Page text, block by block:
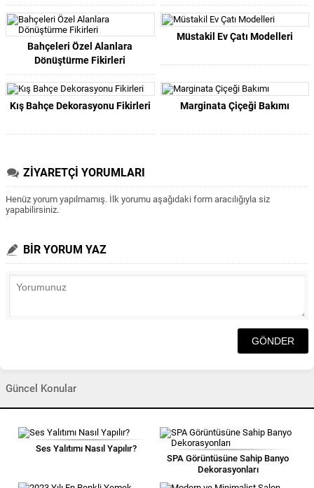
Bahçeleri Özel Alanlara
Dönüştürme Fikirleri
Müstakil Ev Çatı Modelleri
Kış Bahçe Dekorasyonu Fikirleri Marginata Çiçeği Bakımı
ZİYARETÇİ YORUMLARI
Henüz yorum yapılmamış. İlk yorumu aşağıdaki form aracılığıyla siz
yapabilirsiniz.
BİR YORUM YAZ
Güncel Konular
Ses Yalıtımı Nasıl Yapılır?
SPA Görüntüsüne Sahip Banyo
Dekorasyonları